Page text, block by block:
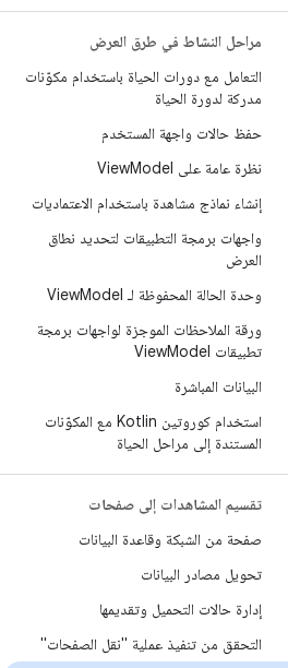
مراحل النشاط في طرق العرض
التعامل مع دورات الحياة باستخدام مكوّنات
مدركة لدورة الحياة
حفظ حالات واجهة المستخدم
نظرة عامة على View Model
إنشاء نماذج مشاهدة باستخدام الاعتماديات
واجهات برمجة التطبيقات لتحديد نطاق
العرض
وحدة الحالة المحفوظة لـ View Model
ورقة الملاحظات الموجزة لواجهات برمجة
تطبيقات View Model
البيانات المباشرة
استخدام كوروتين Kotlin مع المكوّنات
المستندة إلى مراحل الحياة
تقسيم المشاهدات إلى صفحات
صفحة من الشبكة وقاعدة البيانات
تحويل مصادر البيانات
إدارة حالات التحميل وتقديمها
التحقق من تنفيذ عملية "نقل الصفحات"